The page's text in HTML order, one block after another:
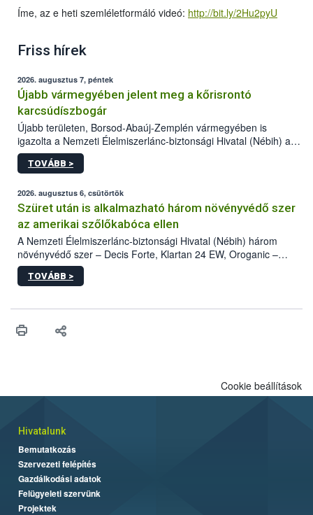
Íme, az e heti szemléletformáló videó: http://bit.ly/2Hu2pyU
Friss hírek
2026. augusztus 7, péntek
Újabb vármegyében jelent meg a kőrisrontó
karcsúdíszbogár
Újabb területen, Borsod-Abaúj-Zemplén vármegyében is
igazolta a Nemzeti Élelmiszerlánc-biztonsági Hivatal (Nébih) a
kőrisrontó karcsúdíszbogár (Agrilus planipennis) jelenlétét. A
kártevőt nem csak színcsapdában találták meg, de már fertőzött
az intenzív felderítést, emellett az intézkedéseket a szlovák
hatósággal is összehangolják a terjedés megállítása érdekében.
TOVÁBB >
2026. augusztus 6, csütörtök
Szüret után is alkalmazható három növényvédő szer
az amerikai szőlőkabóca ellen
A Nemzeti Élelmiszerlánc-biztonsági Hivatal (Nébih) három
növényvédő szer – Decis Forte, Klartan 24 EW, Oroganic –
engedélyokiratát módosította, így azok a szüretet követően,
egészen a vesszőérettség (BBCH 91) stádiumáig
érésű szőlőkben is legyen lehetőség a károsító elleni további
felhasználók számára is elérhető és ökológiai termesztésben is
TOVÁBB >
Cookie beállítások
Hivatalunk
Bemutatkozás
Szervezeti felépítés
Gazdálkodási adatok
Felügyeleti szervünk
Projektek